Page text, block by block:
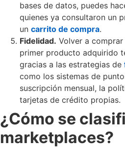
bases de datos, puedes
quienes ya consultaron un
un carrito de compra.
Fidelidad. Volver a
primer producto adquirido
gracias a las estrategias de
como los sistemas de
suscripción mensual, la
tarjetas de crédito propias.
¿Cómo se
marketplaces?